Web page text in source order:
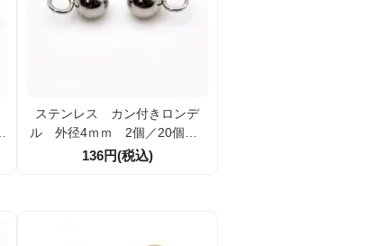
ステンレス カン付きロンデ
ル 外径4ｍｍ 2個／20個（1
34196736）
136円(税込)